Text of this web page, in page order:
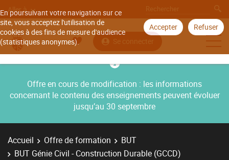
En poursuivant votre navigation sur ce
site, vous acceptez l'utilisation de
cookies à des fins de mesure d'audience
(statistiques anonymes).
Accepter Refuser
Aller à
Se connecter
Offre en cours de modification : les informations
concernant le contenu des enseignements peuvent évoluer
jusqu’au 30 septembre
Accueil Offre de formation
BUT
BUT Génie Civil - Construction Durable (GCCD)